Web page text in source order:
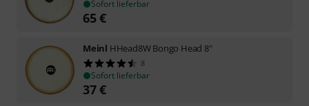
Sofort lieferbar
65€
Meinl HHead8W Bongo Head 8"
8
Sofort lieferbar
37€